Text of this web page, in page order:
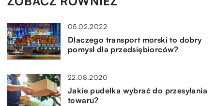
05.02.2022
Dlaczego transport morski to dobry
pomysł dla przedsiębiorców?
22.08.2020
Jakie pudełka wybrać do przesyłania
towaru?